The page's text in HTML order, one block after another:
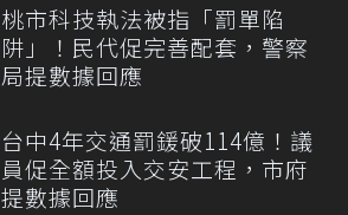
桃市科技執法被指「罰單陷
阱」！民代促完善配套，警察
局提數據回應
台中4年交通罰鍰破114億！議
員促全額投入交安工程，市府
提數據回應